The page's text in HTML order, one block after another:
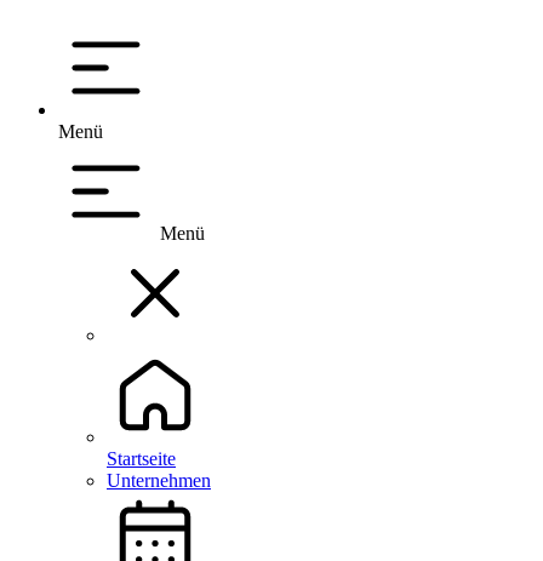
Menü
Menü
Startseite
Unternehmen